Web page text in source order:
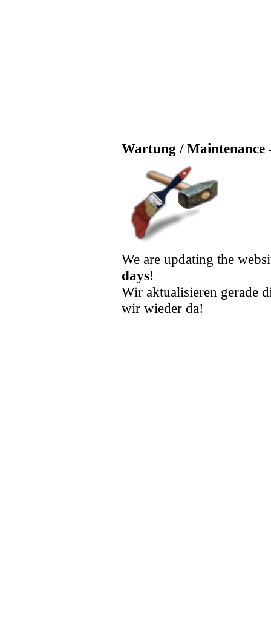
Wartung / Maintenance
We are updating the
days!
Wir aktualisieren gerade
wir wieder da!